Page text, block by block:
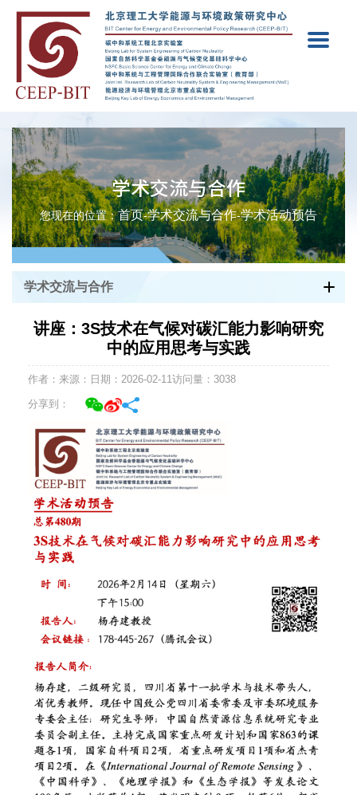
学术交流与合作
您现在的位置：首页-学术交流与合作-学术活动预告
学术交流与合作
讲座：3S技术在气候对碳汇能力影响研究
中的应用思考与实践
作者： 来源： 日期：2026-02-11访问量： 3038
分享到：